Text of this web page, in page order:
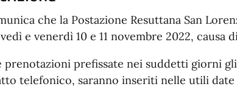
che la Postazione Resuttana San
e venerdì 10 e 11 novembre 2022, causa
prenotazioni prefissate nei suddetti giorni
telefonico, saranno inseriti nelle utili date